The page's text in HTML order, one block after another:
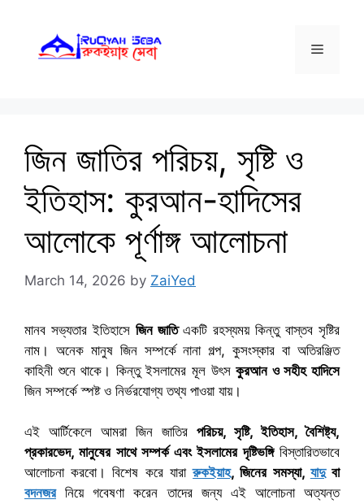
content
Menu
জিন জাতির পরিচয়, সৃষ্টি ও
ইতিহাস: কুরআন-হাদিসের
আলোকে পূর্ণাঙ্গ আলোচনা
March 14, 2026 by ZaiYed
মানব সভ্যতার ইতিহাসে জিন জাতিএকটি রহস্যময় কিন্তু বাস্তব সৃষ্টির
নাম। অনেক মানুষ জিন সম্পর্কে নানা গল্প, কুসংস্কার বা অতিরঞ্জিত
কাহিনী শুনে থাকে। কিন্তু ইসলামের মূল উৎসকুরআন ও সহীহ হাদিসে
জিন সম্পর্কে স্পষ্ট ও নির্ভরযোগ্য তথ্য পাওয়া যায়।
এই আর্টিকেলে আমরা জিন জাতির পরিচয়, সৃষ্টি, ইতিহাস, বৈশিষ্ট্য,
প্রকারভেদ, মানুষের সাথে সম্পর্ক এবং ইসলামের দৃষ্টিভঙ্গিবিস্তারিতভাবে
আলোচনা করবো। বিশেষ করে যারারুকইয়াহ, জিনের সমস্যা, যাদুবা
বদনজরনিয়ে গবেষণা করেন তাদের জন্য এই আলোচনা অত্যন্ত